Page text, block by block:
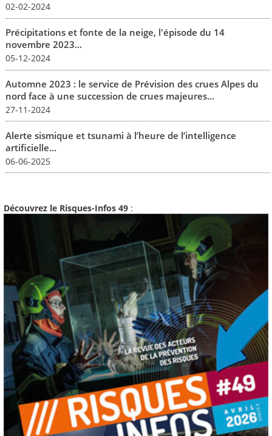
02-02-2024
Précipitations et fonte de la neige, l'épisode du 14
novembre 2023...
05-12-2024
Automne 2023 : le service de Prévision des crues Alpes du
nord face à une succession de crues majeures...
27-11-2024
Alerte sismique et tsunami à l’heure de l’intelligence
artificielle...
06-06-2025
Découvrez le Risques-Infos 49 :